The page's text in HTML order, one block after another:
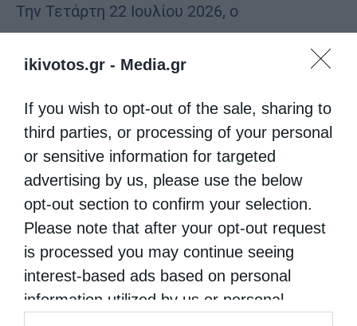
ikivotos.gr - Media.gr
If you wish to opt-out of the sale, sharing to
third parties, or processing of your personal
or sensitive information for targeted
advertising by us, please use the below
opt-out section to confirm your selection.
Please note that after your opt-out request
is processed you may continue seeing
interest-based ads based on personal
information utilized by us or personal
Την Τετάρτη 22 Ιουλίου 2026, ο
Πρεσπών και Εορδαίας κ. Ειρηναίος
επισκέφθηκε τις εγκαταστάσεις των
Κατασκηνώσεων της Ιεράς μας
Μητροπόλεως, όπου κατά την περίοδο αυτή
φιλοξενούνται αγόρια …